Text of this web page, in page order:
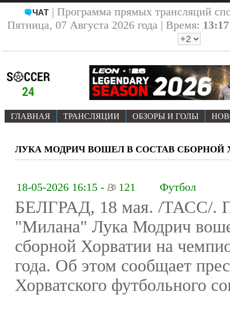
ЧАТ| Программа прямых трансляций
Пятница, 07 Августа 2026 года | Время: 13:17
ГЛАВНАЯ ТРАНСЛЯЦИИ ОБЗОРЫ И ГОЛЫ
ЛУКА МОДРИЧ ВОШЕЛ В СОСТАВ СБОРНОЙ
18-05-2026 16:15 - 121 Футбол
БЕЛГРАД, 18 мая. /ТАСС/.
"Милана" Лука Модрич
сборной Хорватии на
года. Об этом сообщает
Хорватского футбольного